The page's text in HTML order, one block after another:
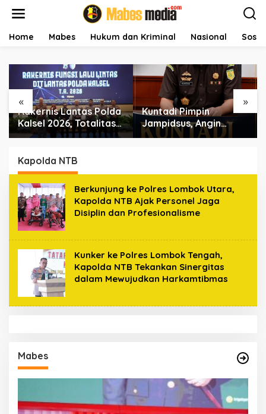
Home Mabes Hukum dan Kriminal Nasional
« »
Rakernis Lantas Polda
Kalsel 2026, Totalitas
Internalisasi Polantas
Kuntadi Pimpin
Jampidsus, Angin
Segar bagi
Kapolda NTB
Berkunjung ke Polres Lombok Utara,
Kapolda NTB Ajak Personel Jaga
Disiplin dan Profesionalisme
Kunker ke Polres Lombok Tengah,
Kapolda NTB Tekankan Sinergitas
dalam Mewujudkan Harkamtibmas
Mabes